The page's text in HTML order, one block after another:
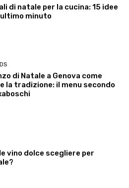
di natale per la cucina: 15 idee
minuto
di Natale a Genova come
la tradizione: il menu secondo
vino dolce scegliere per